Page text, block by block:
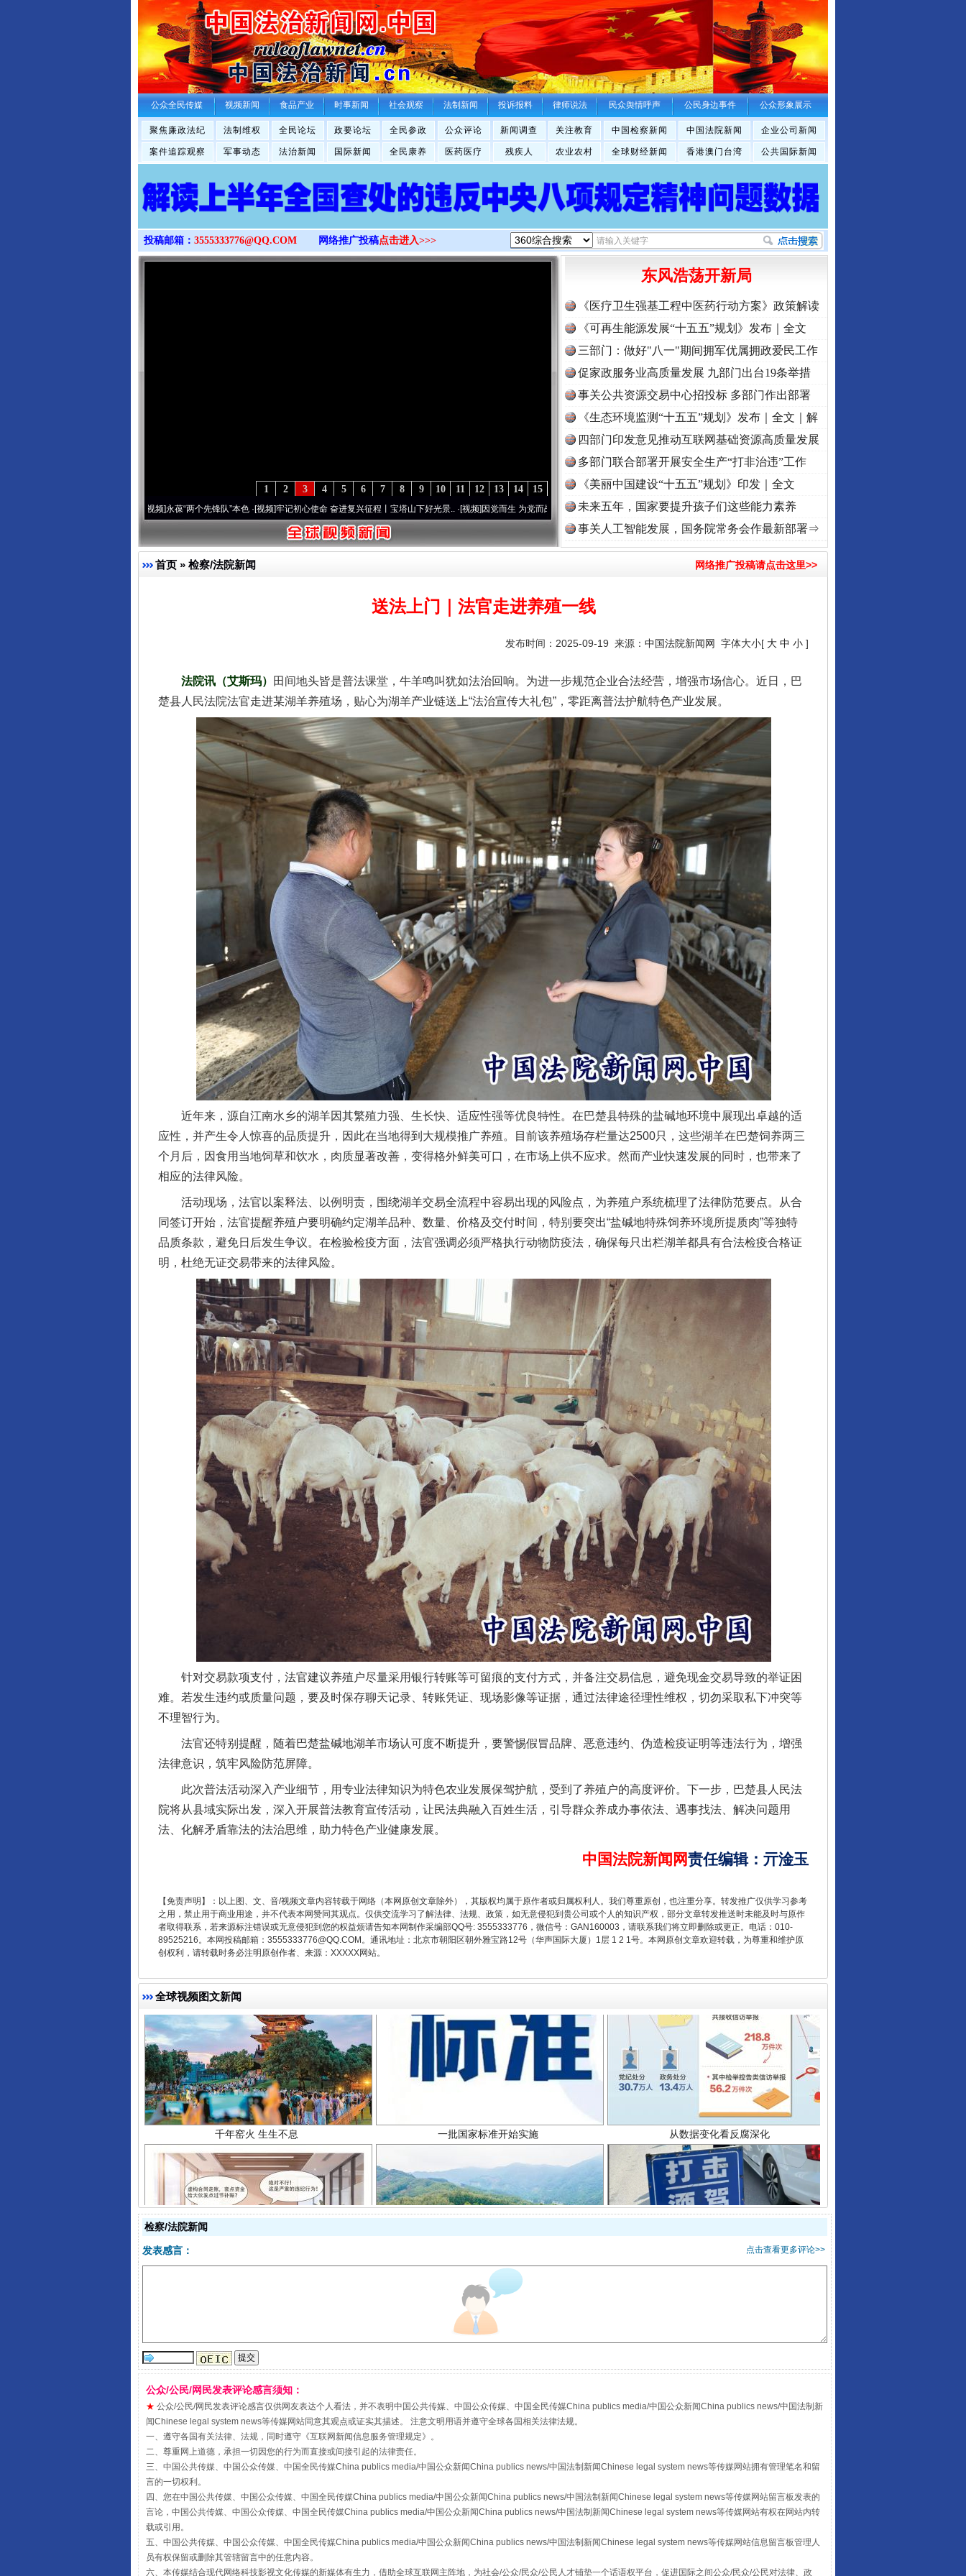
>
公众全民传媒 视频新闻 食品产业 时事新闻 社会观察 法制新闻 投诉报料 律师说法 民众舆情呼声 公民身边事件 公众形象展示
聚焦廉政法纪 法制维权 全民论坛 政要论坛 全民参政 公众评论 新闻调查 关注教育 中国检察新闻 中国法院新闻 企业公司新闻
案件追踪观察 军事动态 法治新闻 国际新闻 全民康养 医药医疗 残疾人 农业农村 全球财经新闻 香港澳门台湾 公共国际新闻
投稿邮箱： 3555333776@QQ.COM 网络推广投稿点击进入>>>
15
14
13
12
11
10
9
8
7
6
5
4
3
2
1
永葆“两个先锋队”本色·[视频]牢记初心使命 奋进复兴征程丨宝塔山下好光景..·[视频]因党而生 为党而战——百年“纪”事⑧加强纪律..·[视频] 牢记初心使命 奋进复兴征程丨“转折之城”激荡..
东风浩荡开新局
《医疗卫生强基工程中医药行动方案》政策解读
《可再生能源发展“十五五”规划》发布｜全文
三部门：做好"八一"期间拥军优属拥政爱民工作
促家政服务业高质量发展 九部门出台19条举措
事关公共资源交易中心招投标 多部门作出部署
《生态环境监测“十五五”规划》发布｜全文｜解
读
四部门印发意见推动互联网基础资源高质量发展
多部门联合部署开展安全生产“打非治违”工作
《美丽中国建设“十五五”规划》印发｜全文
未来五年，国家要提升孩子们这些能力素养
事关人工智能发展，国务院常务会作最新部署⇒
首页 » 检察/法院新闻 网络推广投稿请点击这里>>
送法上门｜法官走进养殖一线
发布时间：2025-09-19 来源： 中国法院新闻网 字体大小[ 大 中 小 ]
法院讯（艾斯玛）
田间地头皆是普法课堂，牛羊鸣叫犹如法治回响。为进一步规范企业合法经营，增强市场信心。近日，巴
楚县人民法院法官走进某湖羊养殖场，贴心为湖羊产业链送上“法治宣传大礼包”，零距离普法护航特色产业发展。
近年来，源自江南水乡的湖羊因其繁殖力强、生长快、适应性强等优良特性。在巴楚县特殊的盐碱地环境中展现出卓越的适
应性，并产生令人惊喜的品质提升，因此在当地得到大规模推广养殖。目前该养殖场存栏量达2500只，这些湖羊在巴楚饲养两三
个月后，因食用当地饲草和饮水，肉质显著改善，变得格外鲜美可口，在市场上供不应求。然而产业快速发展的同时，也带来了
相应的法律风险。
活动现场，法官以案释法、以例明责，围绕湖羊交易全流程中容易出现的风险点，为养殖户系统梳理了法律防范要点。从合
同签订开始，法官提醒养殖户要明确约定湖羊品种、数量、价格及交付时间，特别要突出“盐碱地特殊饲养环境所提质肉”等独特
品质条款，避免日后发生争议。在检验检疫方面，法官强调必须严格执行动物防疫法，确保每只出栏湖羊都具有合法检疫合格证
明，杜绝无证交易带来的法律风险。
针对交易款项支付，法官建议养殖户尽量采用银行转账等可留痕的支付方式，并备注交易信息，避免现金交易导致的举证困
难。若发生违约或质量问题，要及时保存聊天记录、转账凭证、现场影像等证据，通过法律途径理性维权，切勿采取私下冲突等
不理智行为。
法官还特别提醒，随着巴楚盐碱地湖羊市场认可度不断提升，要警惕假冒品牌、恶意违约、伪造检疫证明等违法行为，增强
法律意识，筑牢风险防范屏障。
此次普法活动深入产业细节，用专业法律知识为特色农业发展保驾护航，受到了养殖户的高度评价。下一步，巴楚县人民法
院将从县域实际出发，深入开展普法教育宣传活动，让民法典融入百姓生活，引导群众养成办事依法、遇事找法、解决问题用
法、化解矛盾靠法的法治思维，助力特色产业健康发展。
中国法院新闻网责任编辑： 亓淦玉
【免责声明】：以上图、文、音/视频文章内容转载于网络（本网原创文章除外），其版权均属于原作者或归属权利人。我们尊重原创，也注重分享。转发推广仅供学习参考
之用，禁止用于商业用途，并不代表本网赞同其观点。仅供交流学习了解法律、法规、政策，如无意侵犯到贵公司或个人的知识产权，部分文章转发推送时未能及时与原作
者取得联系，若来源标注错误或无意侵犯到您的权益烦请告知本网制作采编部QQ号: 3555333776，微信号：GAN160003，请联系我们将立即删除或更正。电话：010-
89525216。本网投稿邮箱：3555333776@QQ.COM。通讯地址：北京市朝阳区朝外雅宝路12号（华声国际大厦）1层 1 2 1号。本网原创文章欢迎转载，为尊重和维护原
创权利，请转载时务必注明原创作者、来源：XXXXX网站。
全球视频图文新闻
一纸欠条伤亲情 巡回调解促和解.. 行业协会接连发公告
东山县通报“牛蛙产品抗生素超标问题” 法徽映军营 权益有保障
千年窑火 生生不息 一批国家标准开始实施 从数据变化看反腐深化
揭开“小金库”的免责幌子 以产业富民促振兴 酒驾未被当场查获能处罚吗
受贿1.44亿！段成刚被判无期 从幼儿园到大学，有这些资助 “后车司机肯定在骂我”
检察/法院新闻
点击查看更多评论>>
发表感言：
公众/公民/网民发表评论感言须知：
★ 公众/公民/网民发表评论感言仅供网友表达个人看法，并不表明中国公共传媒、中国公众传媒、中国全民传媒China publics media/中国公众新闻China publics news/中国法制新
闻Chinese legal system news等传媒网站同意其观点或证实其描述。 注意文明用语并遵守全球各国相关法律法规。
一、遵守各国有关法律、法规，同时遵守《互联网新闻信息服务管理规定》。
二、尊重网上道德，承担一切因您的行为而直接或间接引起的法律责任。
三、中国公共传媒、中国公众传媒、中国全民传媒China publics media/中国公众新闻China publics news/中国法制新闻Chinese legal system news等传媒网站拥有管理笔名和留
言的一切权利。
四、您在中国公共传媒、中国公众传媒、中国全民传媒China publics media/中国公众新闻China publics news/中国法制新闻Chinese legal system news等传媒网站留言板发表的
言论，中国公共传媒、中国公众传媒、中国全民传媒China publics media/中国公众新闻China publics news/中国法制新闻Chinese legal system news等传媒网站有权在网站内转
载或引用。
五、中国公共传媒、中国公众传媒、中国全民传媒China publics media/中国公众新闻China publics news/中国法制新闻Chinese legal system news等传媒网站信息留言板管理人
员有权保留或删除其管辖留言中的任意内容。
六、本传媒结合现代网络科技影视文化传媒的新媒体有生力，借助全球互联网主阵地，为社会/公众/民众/公民人才铺垫一个话语权平台，促进国际之间公众/民众/公民对法律、政